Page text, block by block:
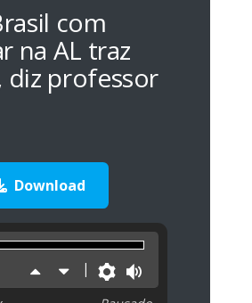
com
na AL traz
diz professor
Download
Aumentar
velocidade
Diminuir
velocidade
Preferências